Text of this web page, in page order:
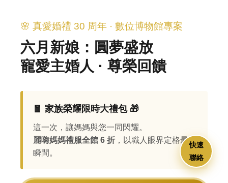
🌸 真愛婚禮 30 周年 · 數位博物館專案
六月新娘：圓夢盛放
寵愛主婚人 · 尊榮回饋
🧧 家族榮耀限時大禮包 🎁
這一次，讓媽媽與您一同閃耀。
麗嗨媽媽禮服全館 6 折 ，以職人眼界定格最美
瞬間。
快速
聯絡